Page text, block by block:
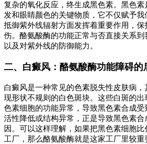
复杂的氧化反应，终生成黑色素。黑色
发和眼睛颜色的关键物质，它不仅赋予
抵御紫外线辐射方面发挥着重要作用，
伤。酪氨酸酶的功能正常与否直接关系
以及对紫外线的防御能力。
二、白癜风：酪氨酸酶功能障碍的
白癜风是一种常见的色素脱失性皮肤病，
现形状不规则的白色斑块。这些白斑的
色素细胞的功能异常，导致黑色素合成
活性降低或结构异常，正是导致黑色素
因。可以这样理解，如果把黑色素细胞
工厂，那么酪氨酸酶就是这家工厂里较